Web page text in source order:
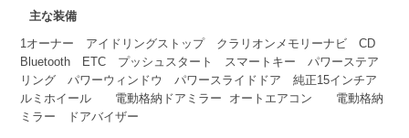
主な装備
1オーナー アイドリングストップ クラリオンメモリーナビ CD
Bluetooth ETC プッシュスタート スマートキー パワーステア
リング パワーウィンドウ パワースライドドア 純正15インチア
ルミホイール 電動格納ドアミラー オートエアコン 電動格納
ミラー ドアバイザー